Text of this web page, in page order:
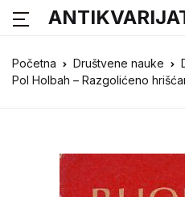
Početna Društvene nauke
Pol Holbah – Razgolićeno